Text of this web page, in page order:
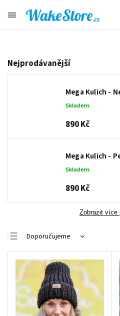
Nejprodávanější
Mega Kulich -
Skladem
890 Kč
Mega Kulich -
Skladem
890 Kč
Zobrazit více
Doporučujeme
Nejlevnější
Nejdražší
Nejprodávanější
Abecedně
www.wakestore.cz - Chat